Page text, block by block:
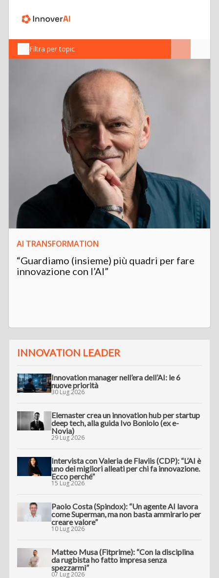
Filtra per topic
AI TRANSFORMATION
“Guardiamo (insieme) più quadri per fare
innovazione con l’AI”
INNOVATION LEADER
Innovation manager nell’era dell’AI: le 6
nuove priorità
30 Lug 2026
Elemaster crea un innovation hub per startup
deep tech, alla guida Ivo Boniolo (ex e-
Novia)
29 Lug 2026
Intervista con Valeria de Flaviis (CDP): “L’AI è
uno dei migliori alleati per chi fa innovazione.
Ecco perché”
15 Lug 2026
Paolo Costa (Spindox): “Un agente AI lavora
come Superman, ma non basta ammirarlo per
creare valore”
10 Lug 2026
Matteo Musa (Fitprime): “Con la disciplina
da rugbista ho fatto impresa senza
spezzarmi”
07 Lug 2026